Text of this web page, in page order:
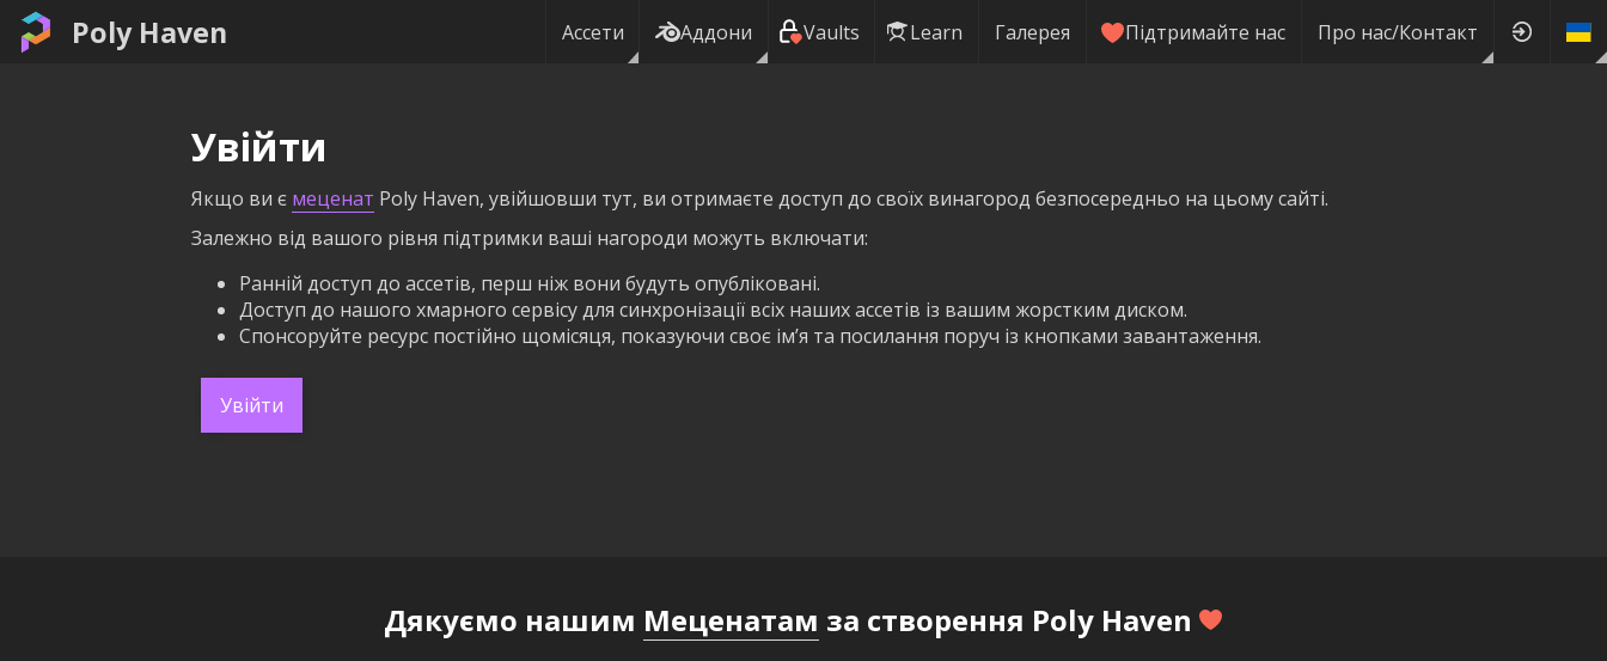
Poly Haven Ассети Аддони Vaults Learn Галерея Підтримайте нас Про нас/Контакт
Увійти
Якщо ви є меценат Poly Haven, увійшовши тут, ви отримаєте доступ до своїх винагород безпосередньо на цьому сайті.
Залежно від вашого рівня підтримки ваші нагороди можуть включати:
Ранній доступ до ассетів, перш ніж вони будуть опубліковані.
Доступ до нашого хмарного сервісу для синхронізації всіх наших ассетів із вашим жорстким диском.
Спонсоруйте ресурс постійно щомісяця, показуючи своє ім’я та посилання поруч із кнопками завантаження.
Увійти
Дякуємо нашим Меценатам за створення Poly Haven